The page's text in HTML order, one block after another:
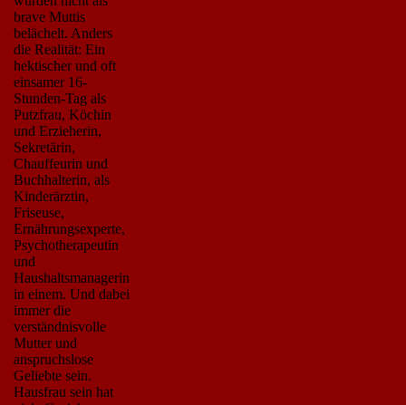
brave Muttis
belächelt. Anders
die Realität: Ein
hektischer und oft
einsamer 16-
Stunden-Tag als
Putzfrau, Köchin
und Erzieherin,
Sekretärin,
Chauffeurin und
Buchhalterin, als
Kinderärztin,
Friseuse,
Ernährungsexperte,
Psychotherapeutin
und
Haushaltsmanagerin
in einem. Und dabei
immer die
verständnisvolle
Mutter und
anspruchslose
Geliebte sein.
Hausfrau sein hat